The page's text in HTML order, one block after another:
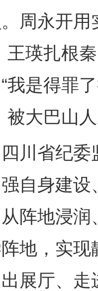
周永开用
王瑛扎根
我是得罪
被大巴山
省纪委
自身建
阵地浸
地，实
展厅、